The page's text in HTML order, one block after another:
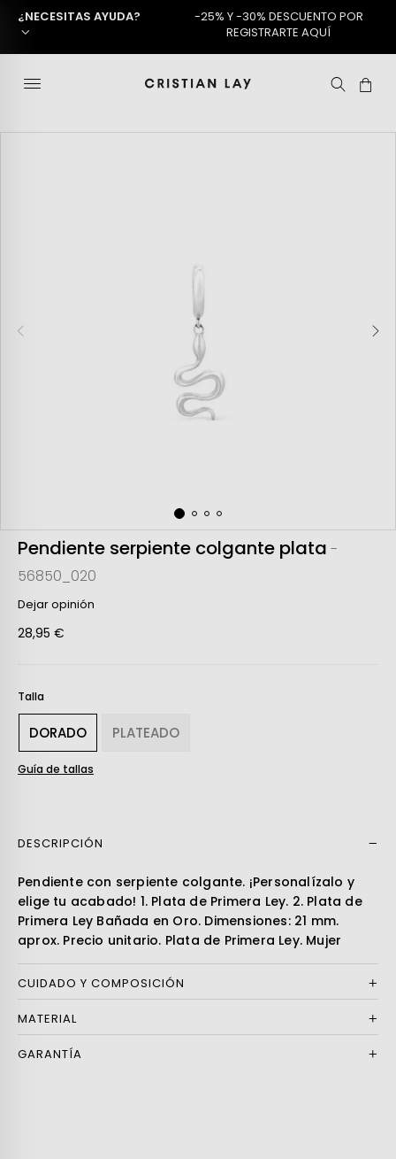
¿NECESITAS AYUDA?
-25% Y -30% DESCUENTO POR
REGISTRARTE AQUÍ
Pendiente serpiente colgante plata -
56850_020
Dejar opinión
28,95 €
Talla
DORADO PLATEADO
Guía de tallas
DESCRIPCIÓN
Pendiente con serpiente colgante. ¡Personalízalo y
elige tu acabado! 1. Plata de Primera Ley. 2. Plata de
Primera Ley Bañada en Oro. Dimensiones: 21 mm.
aprox. Precio unitario. Plata de Primera Ley. Mujer
CUIDADO Y COMPOSICIÓN
MATERIAL
GARANTÍA